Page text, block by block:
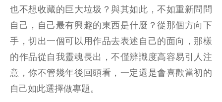
也不想收藏的巨大垃圾？與其如此，不如重新問問
自己，自己最有興趣的東西是什麼？從那個方向下
手，切出一個可以用作品去表述自己的面向，那樣
的作品從自我靈魂長出，不僅辨識度高容易引人注
意，你不管幾年後回頭看，一定還是會喜歡當初的
自己如此選擇做專題。